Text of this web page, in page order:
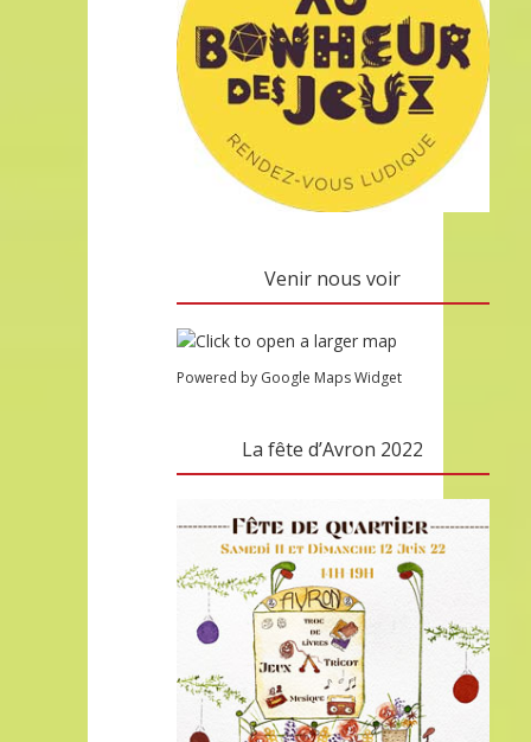
Venir nous voir
Powered by Google Maps Widget
La fête d’Avron 2022